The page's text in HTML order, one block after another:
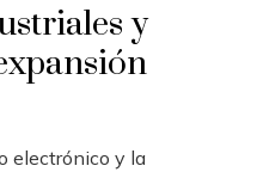
y
electrónico y la